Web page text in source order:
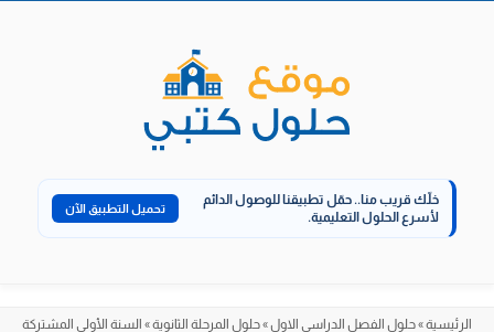
خلّك قريب منا.. حمّل تطبيقنا للوصول الدائم
لأسرع الحلول التعليمية.
تحميل التطبيق الآن
الرئيسية»حلول الفصل الدراسي الاول»حلول المرحلة الثانوية» السنة الأولى المشتركة